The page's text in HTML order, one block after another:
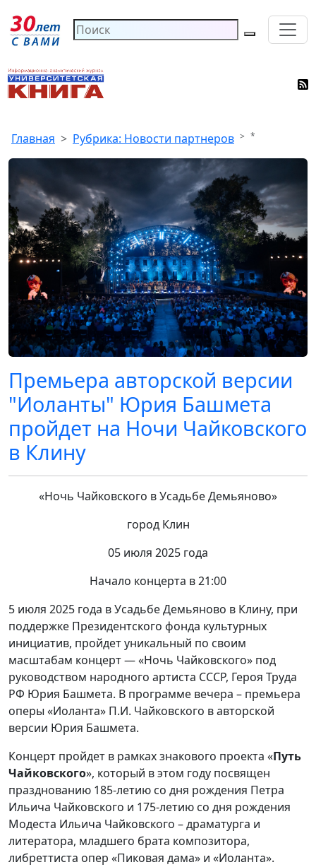
Главная Рубрика: Новости партнеров *
Премьера авторской версии
"Иоланты" Юрия Башмета
пройдет на Ночи Чайковского
в Клину
«Ночь Чайковского в Усадьбе Демьяново»
город Клин
05 июля 2025 года
Начало концерта в 21:00
5 июля 2025 года в Усадьбе Демьяново в Клину, при
поддержке Президентского фонда культурных
инициатив, пройдет уникальный по своим
масштабам концерт — «Ночь Чайковского» под
руководством народного артиста СССР, Героя Труда
РФ Юрия Башмета. В программе вечера – премьера
оперы «Иоланта» П.И. Чайковского в авторской
версии Юрия Башмета.
Концерт пройдет в рамках знакового проекта «Путь
Чайковского», который в этом году посвящен
празднованию 185-летию со дня рождения Петра
Ильича Чайковского и 175-летию со дня рождения
Модеста Ильича Чайковского – драматурга и
литератора, младшего брата композитора,
либреттиста опер «Пиковая дама» и «Иоланта».